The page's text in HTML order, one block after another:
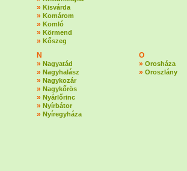
» Kisvárda
» Komárom
» Komló
» Körmend
» Kőszeg
N
» Nagyatád
» Nagyhalász
» Nagykozár
» Nagykőrös
» Nyárlőrinc
» Nyírbátor
» Nyíregyháza
O
» Orosháza
» Oroszlány